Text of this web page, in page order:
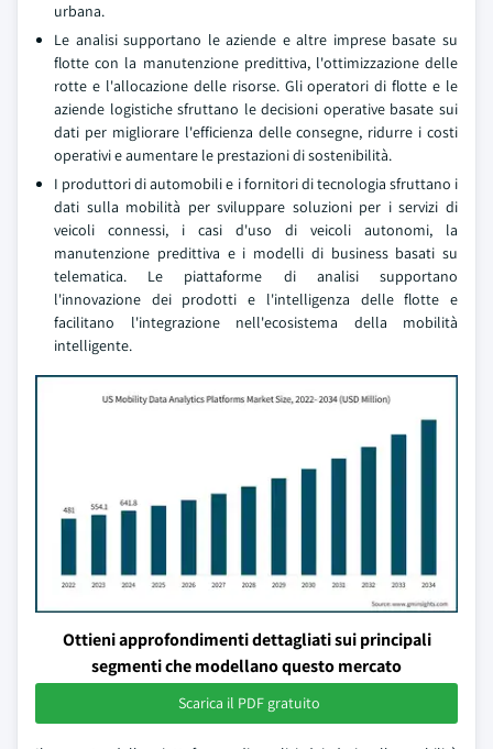
urbana.
Le analisi supportano le aziende e altre imprese basate su
flotte con la manutenzione predittiva, l'ottimizzazione delle
rotte e l'allocazione delle risorse. Gli operatori di flotte e le
aziende logistiche sfruttano le decisioni operative basate sui
dati per migliorare l'efficienza delle consegne, ridurre i costi
operativi e aumentare le prestazioni di sostenibilità.
I produttori di automobili e i fornitori di tecnologia sfruttano i
dati sulla mobilità per sviluppare soluzioni per i servizi di
veicoli connessi, i casi d'uso di veicoli autonomi, la
manutenzione predittiva e i modelli di business basati su
telematica. Le piattaforme di analisi supportano
l'innovazione dei prodotti e l'intelligenza delle flotte e
facilitano l'integrazione nell'ecosistema della mobilità
intelligente.
Ottieni approfondimenti dettagliati sui principali
segmenti che modellano questo mercato
Scarica il PDF gratuito